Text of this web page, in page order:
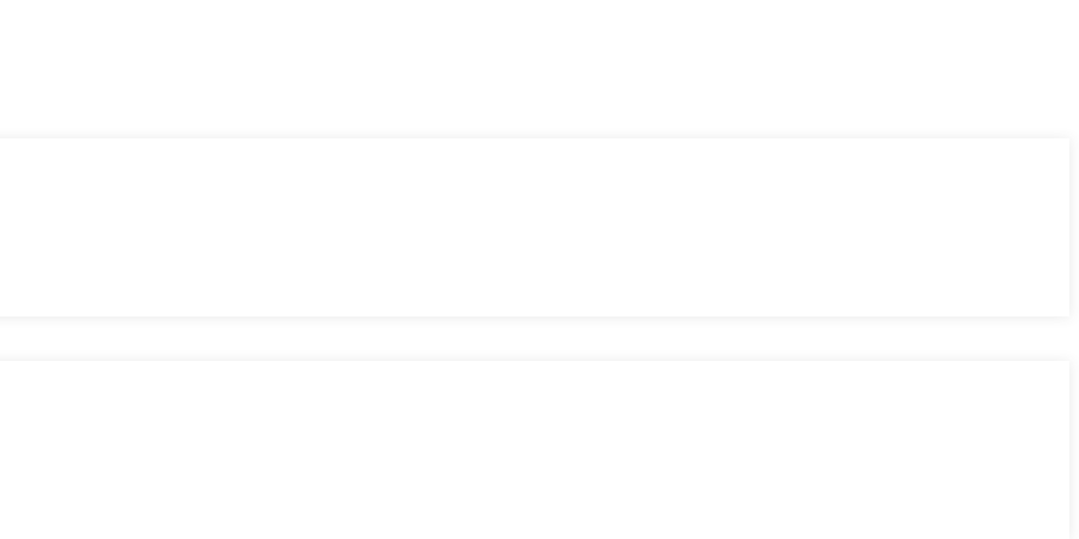
senza complicazioni.
del mercato.
piattaforme e dApp.